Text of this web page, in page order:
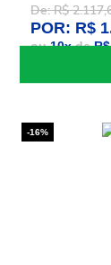
De: R$
POR: R$
ou10xde
-16%